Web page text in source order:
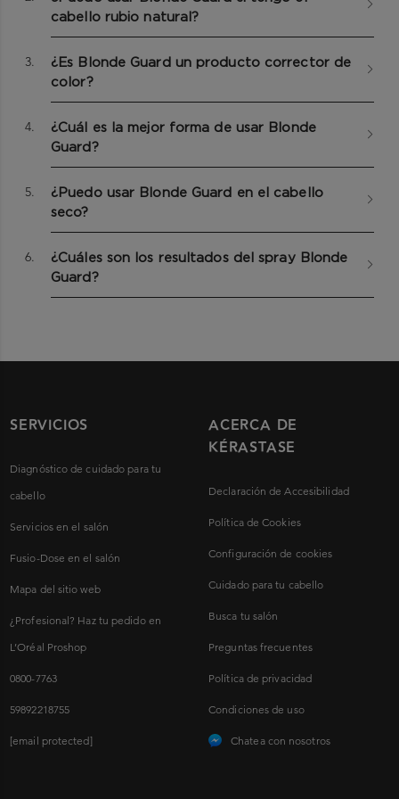
Paso 1:Aplicar uniformemente sobre el cabello lavado y
secado con toalla, desde las raíces hasta las puntas.
Paso 2:No aclarar
Paso 3:Usar antes del peinado con calor (secado con
secador) o del secado al aire y de la exposición a los
agentes externos.
En caso de contacto directo con los ojos, enjuágalos
cuidadosamente con agua. Evita el contacto con los ojos.
Solo para adultos.
CALIFORNIA SPLASH
Flores en flor y notas cítricas chispeantes como notas de
salida que dan paso a una experiencia llena de audacia.
cabello rubio natural?
3.
¿Es Blonde Guard un producto corrector de
color?
4.
¿Cuál es la mejor forma de usar Blonde
Guard?
5.
¿Puedo usar Blonde Guard en el cabello
seco?
6.
¿Cuáles son los resultados del spray Blonde
Guard?
SERVICIOS
Diagnóstico de cuidado para tu
cabello
Servicios en el salón
Fusio-Dose en el salón
Mapa del sitio web
¿Profesional? Haz tu pedido en
L’Oréal Proshop
0800-7763
59892218755
[email protected]
ACERCA DE
KÉRASTASE
Declaración de Accesibilidad
Política de Cookies
Configuración de cookies
Cuidado para tu cabello
Busca tu salón
Preguntas frecuentes
Política de privacidad
Condiciones de uso
Chatea con nosotros